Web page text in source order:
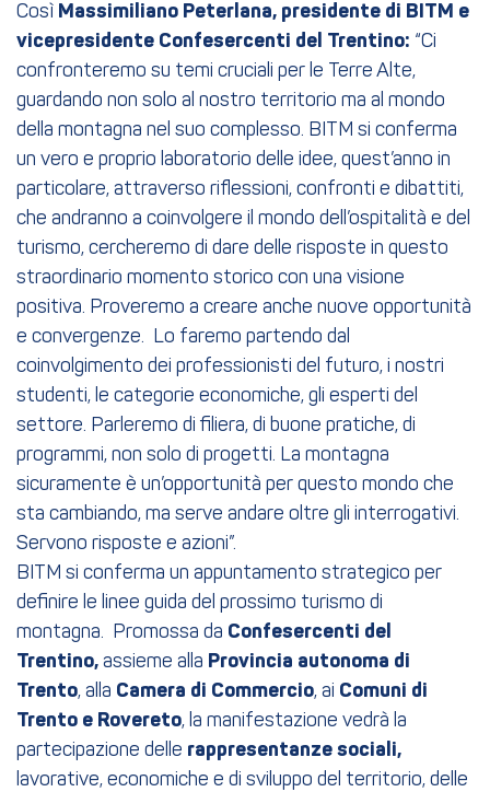
Così Massimiliano Peterlana, presidente di BITM e
vicepresidente Confesercenti del Trentino: “Ci
confronteremo su temi cruciali per le Terre Alte,
guardando non solo al nostro territorio ma al mondo
della montagna nel suo complesso. BITM si conferma
un vero e proprio laboratorio delle idee, quest’anno in
particolare, attraverso riflessioni, confronti e dibattiti,
che andranno a coinvolgere il mondo dell’ospitalità e del
turismo, cercheremo di dare delle risposte in questo
straordinario momento storico con una visione
positiva. Proveremo a creare anche nuove opportunità
e convergenze. Lo faremo partendo dal
coinvolgimento dei professionisti del futuro, i nostri
studenti, le categorie economiche, gli esperti del
settore. Parleremo di filiera, di buone pratiche, di
programmi, non solo di progetti. La montagna
sicuramente è un’opportunità per questo mondo che
sta cambiando, ma serve andare oltre gli interrogativi.
Servono risposte e azioni”.
BITM si conferma un appuntamento strategico per
definire le linee guida del prossimo turismo di
montagna. Promossa da Confesercenti del
Trentino, assieme alla Provincia autonoma di
Trento, alla Camera di Commercio, ai Comuni di
Trento e Rovereto, la manifestazione vedrà la
partecipazione delle rappresentanze sociali,
lavorative, economiche e di sviluppo del territorio, delle